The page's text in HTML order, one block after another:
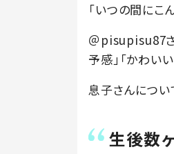
「いつの間にこ
＠pisupisu87さ
予感」「かわい
息子さんについ
生後数